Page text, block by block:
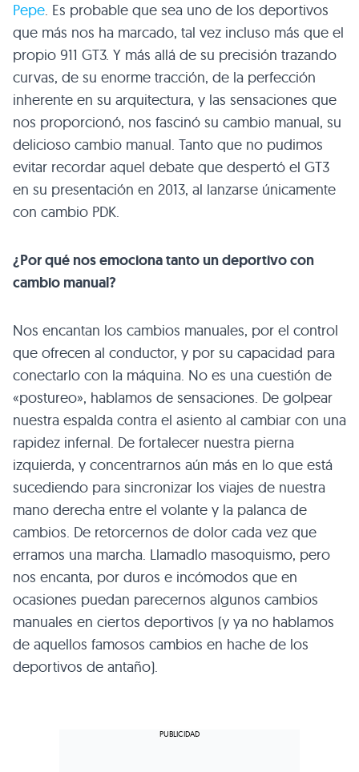
Pepe. Es probable que sea uno de los deportivos
que más nos ha marcado, tal vez incluso más que el
propio 911 GT3. Y más allá de su precisión trazando
curvas, de su enorme tracción, de la perfección
inherente en su arquitectura, y las sensaciones que
nos proporcionó, nos fascinó su cambio manual, su
delicioso cambio manual. Tanto que no pudimos
evitar recordar aquel debate que despertó el GT3
en su presentación en 2013, al lanzarse únicamente
con cambio PDK.
¿Por qué nos emociona tanto un deportivo con
cambio manual?
Nos encantan los cambios manuales, por el control
que ofrecen al conductor, y por su capacidad para
conectarlo con la máquina. No es una cuestión de
«postureo», hablamos de sensaciones. De golpear
nuestra espalda contra el asiento al cambiar con una
rapidez infernal. De fortalecer nuestra pierna
izquierda, y concentrarnos aún más en lo que está
sucediendo para sincronizar los viajes de nuestra
mano derecha entre el volante y la palanca de
cambios. De retorcernos de dolor cada vez que
erramos una marcha. Llamadlo masoquismo, pero
nos encanta, por duros e incómodos que en
ocasiones puedan parecernos algunos cambios
manuales en ciertos deportivos (y ya no hablamos
de aquellos famosos cambios en hache de los
deportivos de antaño).